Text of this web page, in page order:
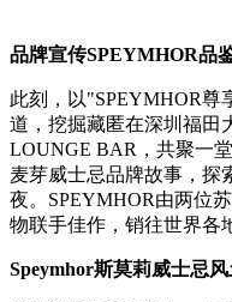
品牌宣传SPEYMHOR品
此刻，以"SPEYMHOR尊
道，挖掘藏匿在深圳福田
LOUNGE BAR，共聚一
麦芽威士忌品牌故事，探
夜。SPEYMHOR由两位
物联手佳作，销往世界各
Speymhor斯莫莉威士忌风